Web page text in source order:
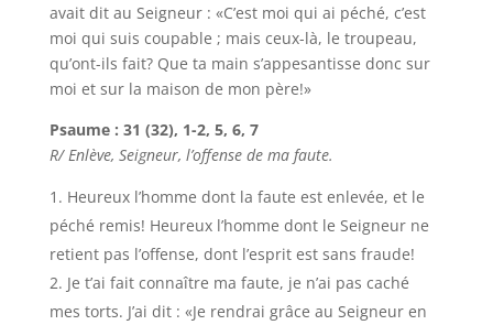
avait dit au Seigneur : «C’est moi qui ai péché, c’est
moi qui suis coupable ; mais ceux-là, le troupeau,
qu’ont-ils fait? Que ta main s’appesantisse donc sur
moi et sur la maison de mon père!»
Psaume : 31 (32), 1-2, 5, 6, 7
R/ Enlève, Seigneur, l’offense de ma faute.
Heureux l’homme dont la faute est enlevée, et le
péché remis! Heureux l’homme dont le Seigneur ne
retient pas l’offense, dont l’esprit est sans fraude!
Je t’ai fait connaître ma faute, je n’ai pas caché
mes torts. J’ai dit : «Je rendrai grâce au Seigneur en